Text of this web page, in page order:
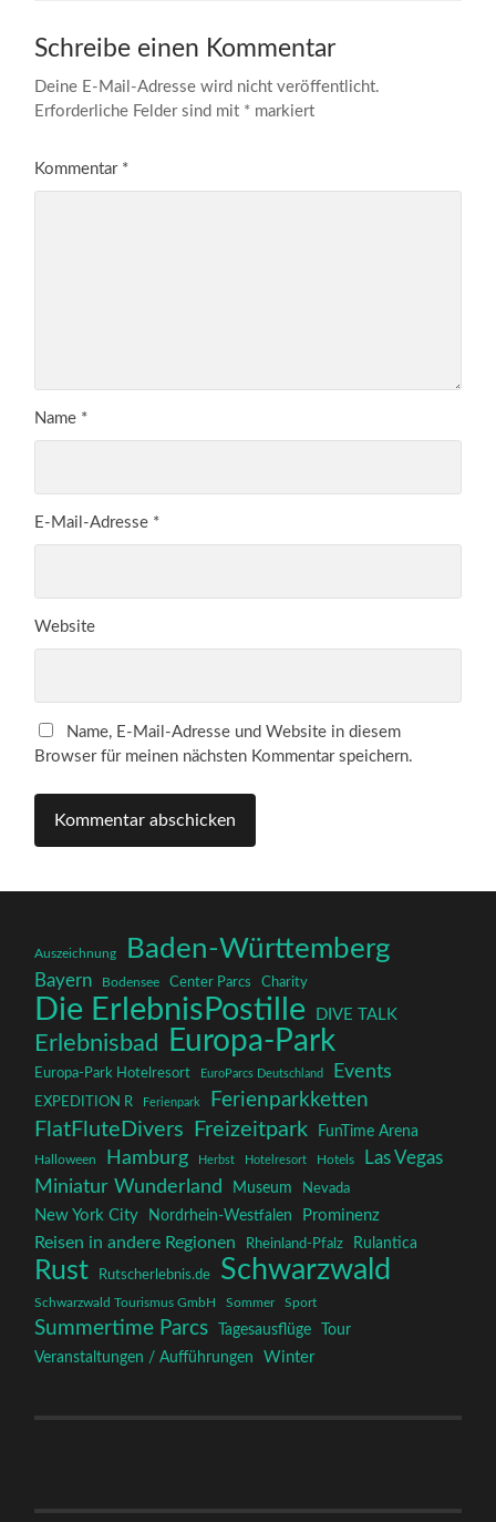
Schreibe einen Kommentar
Deine E-Mail-Adresse wird nicht veröffentlicht.
Erforderliche Felder sind mit * markiert
Kommentar *
Name *
E-Mail-Adresse *
Website
Name, E-Mail-Adresse und Website in diesem
Browser für meinen nächsten Kommentar speichern.
Auszeichnung Baden-Württemberg
Bayern Bodensee Center Parcs Charity
Die ErlebnisPostille DIVE TALK
Erlebnisbad Europa-Park
Europa-Park Hotelresort EuroParcs Deutschland Events
EXPEDITION R Ferienpark Ferienparkketten
FlatFluteDivers Freizeitpark FunTime Arena
Halloween Hamburg Herbst Hotelresort Hotels
Las Vegas
Miniatur Wunderland
Museum Nevada
New York City Nordrhein-Westfalen Prominenz
Reisen in andere Regionen Rheinland-Pfalz Rulantica
Rust Rutscherlebnis.de Schwarzwald
Schwarzwald Tourismus GmbH Sommer Sport
Summertime Parcs Tagesausflüge
Tour
Veranstaltungen / Aufführungen
Winter